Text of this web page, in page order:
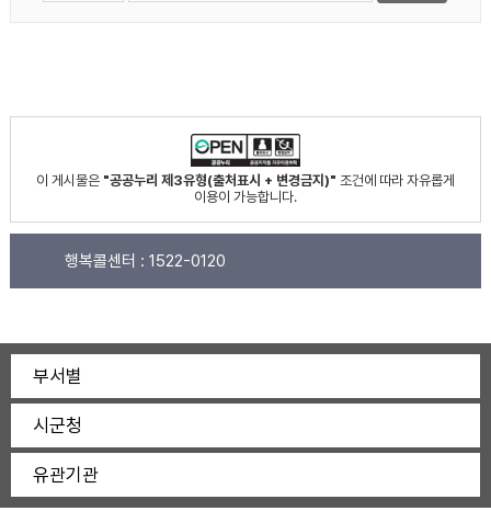
이 게시물은 "공공누리 제3유형(출처표시 + 변경금지)" 조건에 따라 자유롭게
이용이 가능합니다.
행복콜센터 : 1522-0120
부서별
시군청
유관기관